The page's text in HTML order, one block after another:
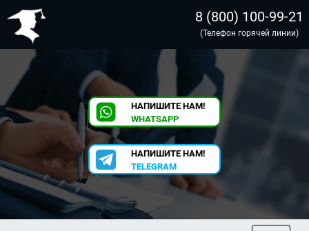
8 (800) 100-99-21
(Телефон горячей линии)
НАПИШИТЕ НАМ!
WHATSAPP
НАПИШИТЕ НАМ!
TELEGRAM